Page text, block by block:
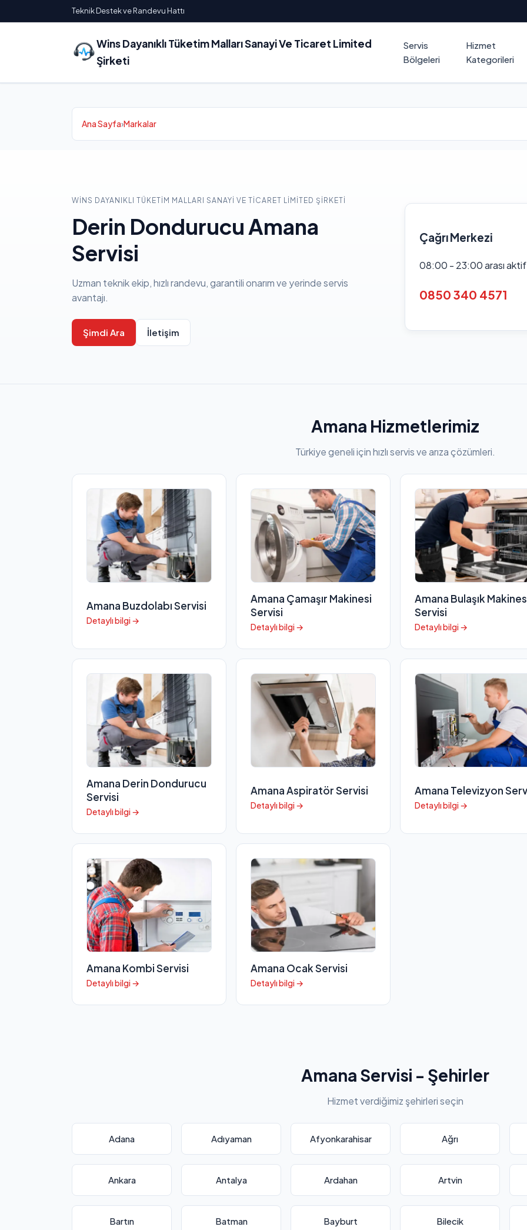
Teknik Destek ve Randevu Hattı
Wins Dayanıklı Tüketim Malları Sanayi Ve Ticaret Limited
Şirketi
Servis
Bölgeleri
Hizmet
Kategorileri
Ana Sayfa›Markalar
WINS DAYANIKLI TÜKETIM MALLARI SANAYI VE TICARET LIMITED ŞIRKETI
Derin Dondurucu Amana
Servisi
Uzman teknik ekip, hızlı randevu, garantili onarım ve yerinde servis
avantajı.
Şimdi Ara İletişim
Çağrı Merkezi
08:00 - 23:00 arası
0850 340 4571
Amana Hizmetlerimiz
Türkiye geneli için hızlı servis ve arıza çözümleri.
Amana Buzdolabı Servisi
Detaylı bilgi →
Amana Çamaşır Makinesi
Servisi
Detaylı bilgi →
Amana Bulaşık
Servisi
Detaylı bilgi →
Amana Derin Dondurucu
Servisi
Detaylı bilgi →
Amana Aspiratör Servisi
Detaylı bilgi →
Amana Televizyon
Detaylı bilgi →
Amana Kombi Servisi
Detaylı bilgi →
Amana Ocak Servisi
Detaylı bilgi →
Amana Servisi - Şehirler
Hizmet verdiğimiz şehirleri seçin
Adana Adıyaman Afyonkarahisar Ağrı
Ankara Antalya Ardahan Artvin
Bartın Batman Bayburt Bilecik